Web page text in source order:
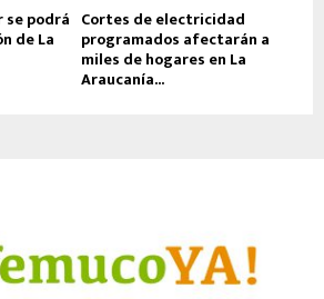
se podrá
de La
Cortes de electricidad
programados afectarán a
miles de hogares en La
Araucanía...